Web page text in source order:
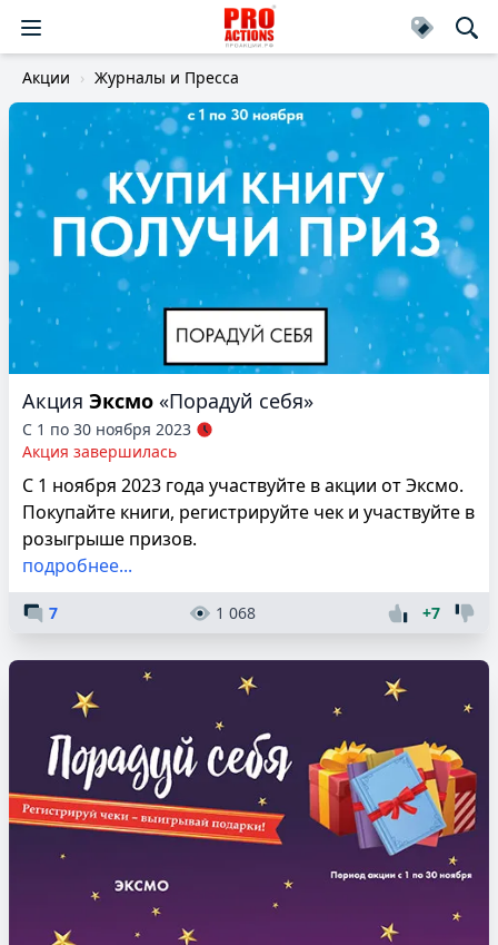
Акции Журналы и Пресса
Акция Эксмо «Порадуй себя»
С 1 по 30 ноября 2023
Акция завершилась
С 1 ноября 2023 года участвуйте в акции от Эксмо.
Покупайте книги, регистрируйте чек и участвуйте в
розыгрыше призов.
подробнее...
7 1 068 +7